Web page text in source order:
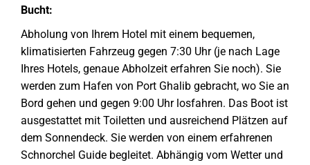
Bucht:
Abholung von Ihrem Hotel mit einem bequemen,
klimatisierten Fahrzeug gegen 7:30 Uhr (je nach Lage
Ihres Hotels, genaue Abholzeit erfahren Sie noch). Sie
werden zum Hafen von Port Ghalib gebracht, wo Sie an
Bord gehen und gegen 9:00 Uhr losfahren. Das Boot ist
ausgestattet mit Toiletten und ausreichend Plätzen auf
dem Sonnendeck. Sie werden von einem erfahrenen
Schnorchel Guide begleitet. Abhängig vom Wetter und